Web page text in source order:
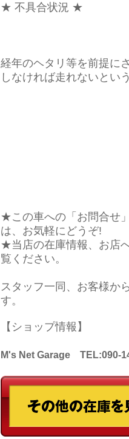
★ 不具合状況 ★
経年のヘタリ等を前提に
しなければ走れないとい
★この車への「お問合せ
は、お気軽にどうぞ!
★当店の在庫情報、お店
覧ください。
スタッフ一同、お客様か
す。
【ショップ情報】
M's Net Garage TEL:090-